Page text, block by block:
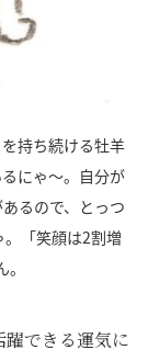
持ち続ける牡羊
にゃ～。自分が
るので、とっつ
「笑顔は2割増
できる運気に